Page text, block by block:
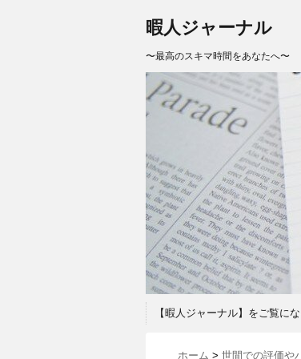
暇人ジャーナル
〜最高のスキマ時間をあなたへ〜
【暇人ジャーナル】をご覧に
ホーム > 世間での評価や